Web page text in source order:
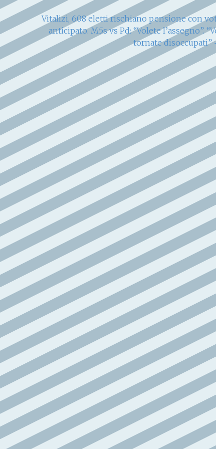
Vitalizi, 608 eletti rischiano pensione con
anticipato. M5s vs Pd: “Volete l’assegno”.
tornate disoccupati”